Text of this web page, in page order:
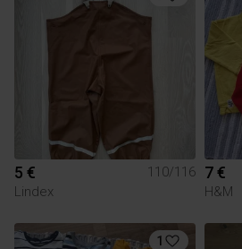
5 €
110/116
Lindex
7 €
H&M
1